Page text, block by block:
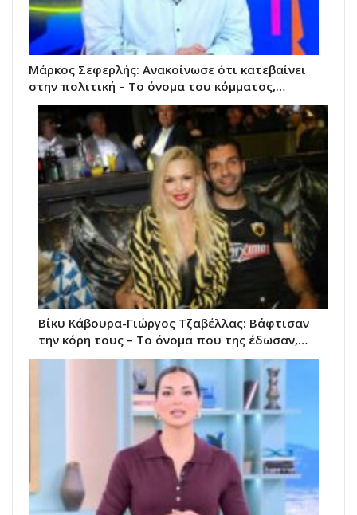
Μάρκος Σεφερλής: Ανακοίνωσε ότι κατεβαίνει
στην πολιτική – Το όνομα του κόμματος,…
Βίκυ Κάβουρα-Γιώργος Τζαβέλλας: Βάφτισαν
την κόρη τους – Το όνομα που της έδωσαν,…